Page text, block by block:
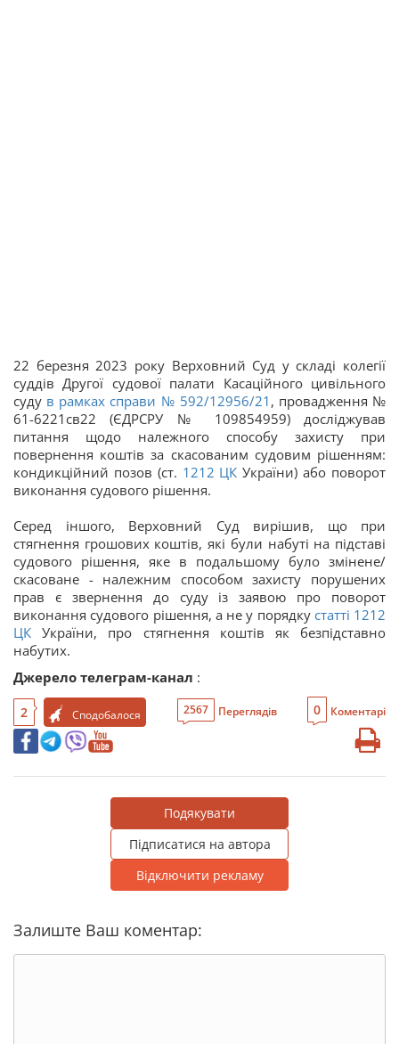
22 березня 2023 року Верховний Суд у складі колегії
суддів Другої судової палати Касаційного цивільного
суду в рамках справи № 592/12956/21 , провадження №
61-6221св22 (ЄДРСРУ № 109854959) досліджував
питання щодо належного способу захисту при
повернення коштів за скасованим судовим рішенням:
кондикційний позов (ст. 1212 ЦК України) або поворот
виконання судового рішення.
Серед іншого, Верховний Суд вирішив, що при
стягнення грошових коштів, які були набуті на підставі
судового рішення, яке в подальшому було змінене/
скасоване - належним способом захисту порушених
прав є звернення до суду із заявою про поворот
виконання судового рішення, а не у порядку статті 1212
ЦК України, про стягнення коштів як безпідставно
набутих.
Джерело телеграм-канал :
2 Сподобалося 2567 Переглядів 0 Коментарі
Подякувати
Підписатися на автора
Відключити рекламу
Залиште Ваш коментар: